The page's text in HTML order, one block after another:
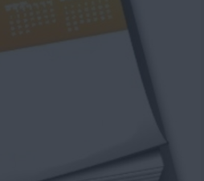
SpettacoloSport